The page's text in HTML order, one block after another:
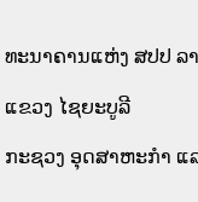
ທະນາຄານແຫ່ງ ສປປ ລ
ແຂວງ ໄຊຍະບູລີ
ກະຊວງ ອຸດສາຫະກຳ ແ